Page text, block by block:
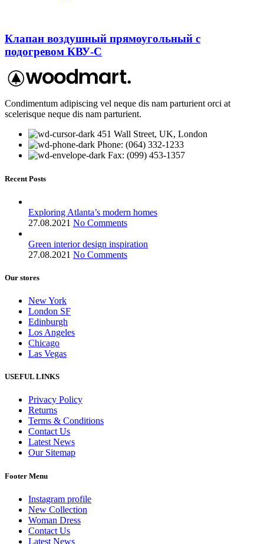
Клапан воздушный прямоугольный с
подогревом КВУ-С
Condimentum adipiscing vel neque dis nam parturient orci at
scelerisque neque dis nam parturient.
451 Wall Street, UK, London
Phone: (064) 332-1233
Fax: (099) 453-1357
Recent Posts
Exploring Atlanta’s modern homes
27.08.2021 No Comments
Green interior design inspiration
27.08.2021 No Comments
Our stores
New York
London SF
Edinburgh
Los Angeles
Chicago
Las Vegas
USEFUL LINKS
Privacy Policy
Returns
Terms & Conditions
Contact Us
Latest News
Our Sitemap
Footer Menu
Instagram profile
New Collection
Woman Dress
Contact Us
Latest News